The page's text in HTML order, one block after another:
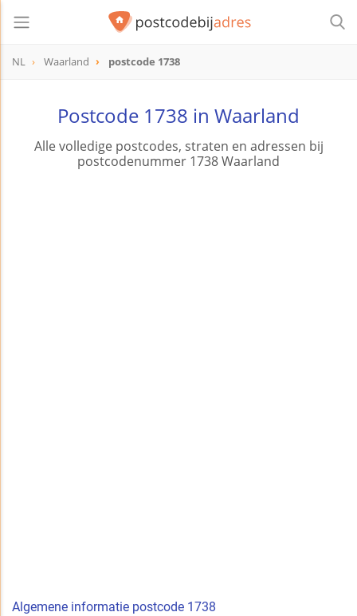
NL Waarland postcode 1738
Postcode 1738 in Waarland
Alle volledige postcodes, straten en adressen bij
postcodenummer 1738 Waarland
Algemene informatie postcode 1738